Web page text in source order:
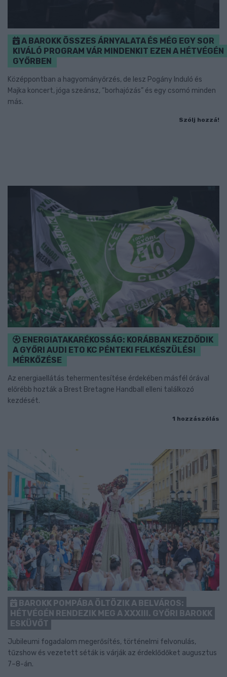
A BAROKK ÖSSZES ÁRNYALATA ÉS MÉG EGY SOR
KIVÁLÓ PROGRAM VÁR MINDENKIT EZEN A HÉTVÉGÉN
GYŐRBEN
Középpontban a hagyományőrzés, de lesz Pogány Induló és
Majka koncert, jóga szeánsz, “borhajózás” és egy csomó minden
más.
Szólj hozzá!
ENERGIATAKARÉKOSSÁG: KORÁBBAN KEZDŐDIK
A GYŐRI AUDI ETO KC PÉNTEKI FELKÉSZÜLÉSI
MÉRKŐZÉSE
Az energiaellátás tehermentesítése érdekében másfél órával
előrébb hozták a Brest Bretagne Handball elleni találkozó
kezdését.
1 hozzászólás
BAROKK POMPÁBA ÖLTÖZIK A BELVÁROS:
HÉTVÉGÉN RENDEZIK MEG A XXXIII. GYŐRI BAROKK
ESKÜVŐT
Jubileumi fogadalom megerősítés, történelmi felvonulás,
tűzshow és vezetett séták is várják az érdeklődőket augusztus
7–8-án.